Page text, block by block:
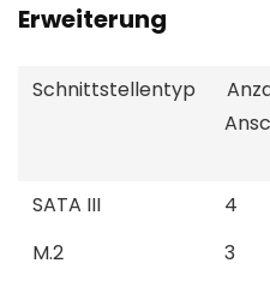
Erweiterung
Schnittstellentyp
SATA III
4
M.2
3